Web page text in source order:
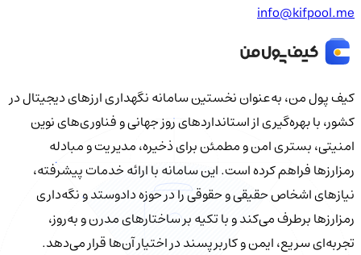
info@kifpool.me
کیف‌ پول من، به‌عنوان نخستین سامانه نگهداری ارزهای دیجیتال در
کشور، با بهره‌گیری از استانداردهای روز جهانی و فناوری‌های نوین
امنیتی، بستری امن و مطمئن برای ذخیره، مدیریت و مبادله
رمزارزها فراهم کرده است. این سامانه با ارائه خدمات پیشرفته،
نیازهای اشخاص حقیقی و حقوقی را در حوزه دادوستد و نگه‌داری
رمزارزها برطرف می‌کند و با تکیه بر ساختارهای مدرن و به‌روز،
تجربه‌ای سریع، ایمن و کاربرپسند در اختیار آن‌ها قرار می‌دهد.